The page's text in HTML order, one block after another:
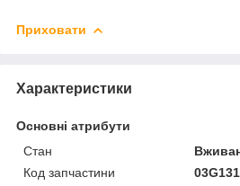
Приховати
Характеристики
Основні атрибути
Стан
Код запчастини